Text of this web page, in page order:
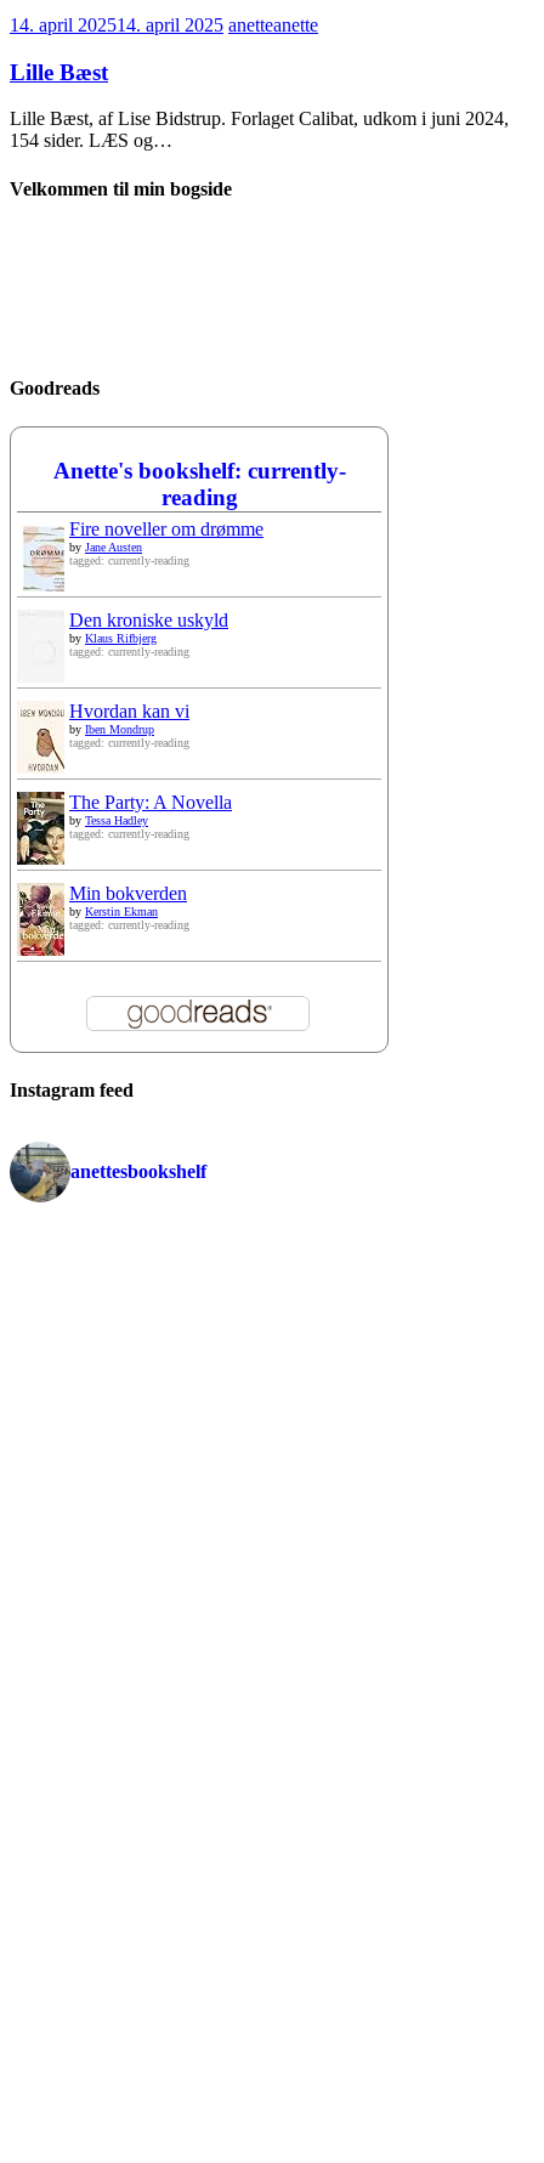
14. april 202514. april 2025 anetteanette
Lille Bæst
Lille Bæst, af Lise Bidstrup. Forlaget Calibat, udkom i juni 2024,
154 sider. LÆS og…
Velkommen til min bogside
Goodreads
Anette's bookshelf: currently-
reading
Fire noveller om drømme
by Jane Austen
tagged: currently-reading
Den kroniske uskyld
by Klaus Rifbjerg
tagged: currently-reading
Hvordan kan vi
by Iben Mondrup
tagged: currently-reading
The Party: A Novella
by Tessa Hadley
tagged: currently-reading
Min bokverden
by Kerstin Ekman
tagged: currently-reading
Instagram feed
anettesbookshelf